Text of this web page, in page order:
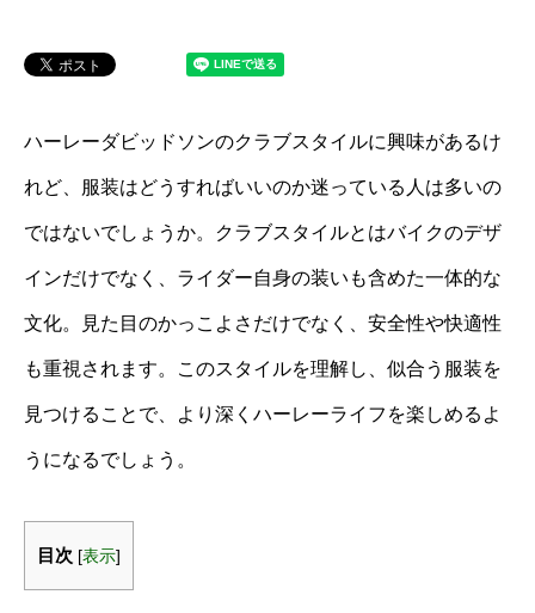
ハーレーダビッドソンのクラブスタイルに興味があるけ
れど、服装はどうすればいいのか迷っている人は多いの
ではないでしょうか。クラブスタイルとはバイクのデザ
インだけでなく、ライダー自身の装いも含めた一体的な
文化。見た目のかっこよさだけでなく、安全性や快適性
も重視されます。このスタイルを理解し、似合う服装を
見つけることで、より深くハーレーライフを楽しめるよ
うになるでしょう。
目次 [表示]